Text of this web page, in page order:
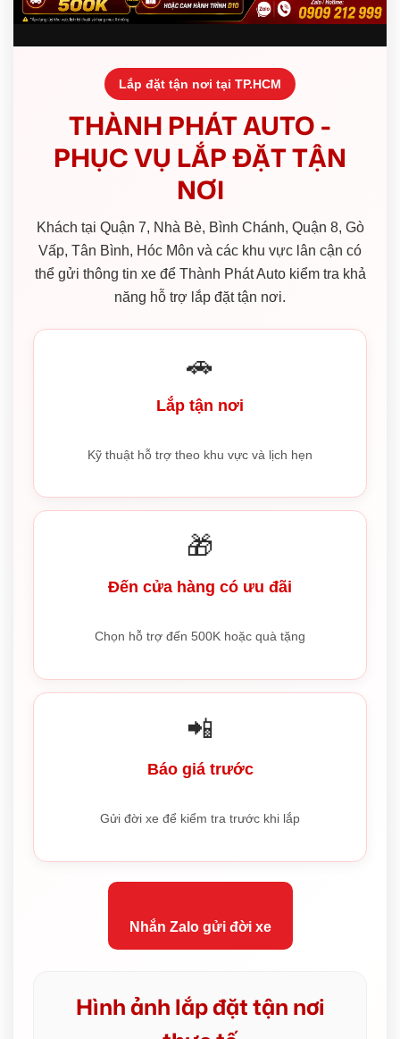
Lắp đặt tận nơi tại TP.HCM
THÀNH PHÁT AUTO -
PHỤC VỤ LẮP ĐẶT TẬN
NƠI
Khách tại Quận 7, Nhà Bè, Bình Chánh, Quận 8, Gò
Vấp, Tân Bình, Hóc Môn và các khu vực lân cận có
thể gửi thông tin xe để Thành Phát Auto kiểm tra khả
năng hỗ trợ lắp đặt tận nơi.
🚗
Lắp tận nơi
Kỹ thuật hỗ trợ theo khu vực và lịch hẹn
🎁
Đến cửa hàng có ưu đãi
Chọn hỗ trợ đến 500K hoặc quà tặng
📲
Báo giá trước
Gửi đời xe để kiểm tra trước khi lắp
Nhắn Zalo gửi đời xe
Hình ảnh lắp đặt tận nơi